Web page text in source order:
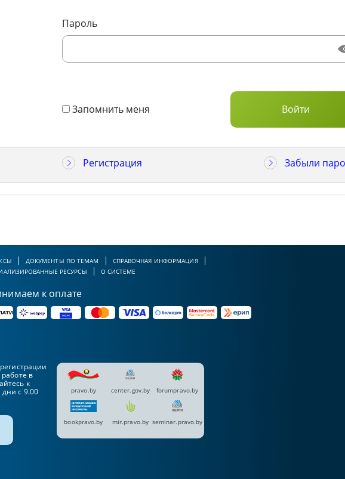
Пароль
Запомнить меня
Регистрация Забыли
ДОКУМЕНТЫ ПО ТЕМАМ
СПРАВОЧНАЯ ИНФОРМАЦИЯ
РЕСУРСЫ
О СИСТЕМЕ
к оплате
в
к
с 9.00
pravo.by center.gov.by forumpravo.by
bookpravo.by mir.pravo.by seminar.pravo.by